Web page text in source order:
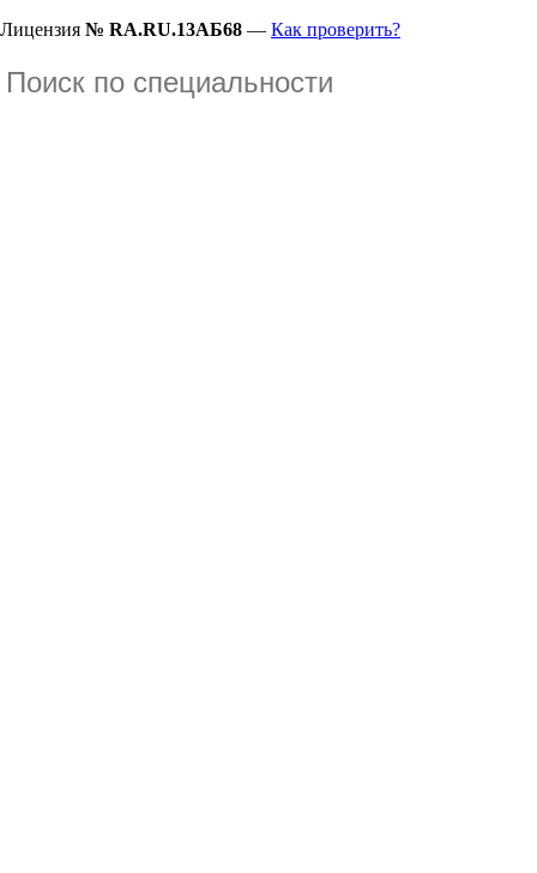
Лицензия № RA.RU.13АБ68 — Как проверить?